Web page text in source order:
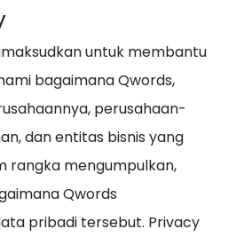
untuk membantu
bagaimana Qwords,
perusahaan-
dan entitas bisnis yang
rangka mengumpulkan,
Qwords
pribadi tersebut. Privacy